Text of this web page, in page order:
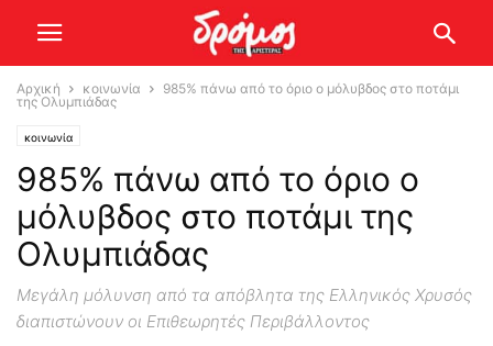
Αρχική κοινωνία
985% πάνω από το όριο ο μόλυβδος στο ποτάμι
της Ολυμπιάδας
κοινωνία
985% πάνω από το όριο ο
μόλυβδος στο ποτάμι της
Ολυμπιάδας
Μεγάλη μόλυνση από τα απόβλητα της Ελληνικός Χρυσός
διαπιστώνουν οι Επιθεωρητές Περιβάλλοντος